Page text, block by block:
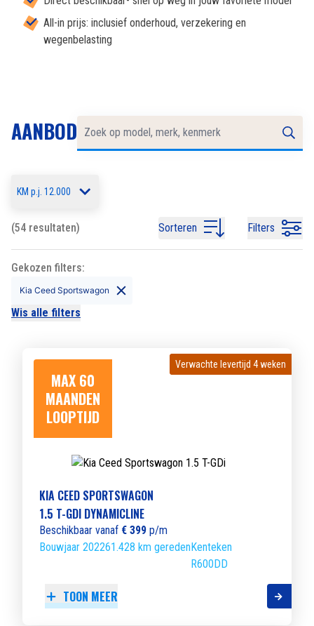
All-in prijs: inclusief onderhoud, verzekering en
wegenbelasting
AANBOD
KM p.j. 12.000
(54 resultaten) Sorteren Filters
Gekozen filters:
Kia Ceed Sportswagon
Wis alle filters
MAX 60
MAANDEN
LOOPTIJD
Verwachte levertijd 4 weken
Verwachte levertijd 4 weken
KIA CEED SPORTSWAGON
1.5 T-GDI DYNAMICLINE
Beschikbaar vanaf € 399 p/m
Bouwjaar 202261.428 km geredenKenteken
R600DD
TOON MEER